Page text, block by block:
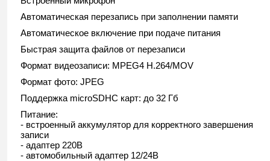
Автоматическая перезапись при заполнении памяти
Автоматическое включение при подаче питания
Быстрая защита файлов от перезаписи
Формат видеозаписи: MPEG4 H.264/MOV
Формат фото: JPEG
Поддержка microSDHC карт: до 32 Гб
Питание:
- встроенный аккумулятор для корректного завершения
записи
- адаптер 220В
- автомобильный адаптер 12/24В